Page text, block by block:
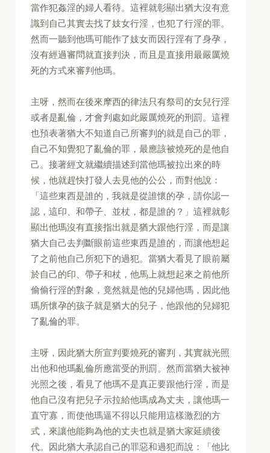
當作犯姦淫的婦人看待。這裡就彰顯出猶大沒有意
識到自己其實去找了妓女行淫，也犯了行淫的罪。
然而一聽到他瑪可能作了妓女而因行淫有了身孕，
沒有經過審問就直接判決，而且是直接用最嚴厲燒
死的方式來審判他瑪。
主呀，然而在後來摩西的律法只有祭司的女兒行淫
或者是亂倫，才會判處如此嚴厲燒死的刑罰。這裡
也預表著猶大不知道自己所審判的就是自己的罪，
自己不知覺犯了亂倫的罪，最應該被燒死的是他自
己。接著經文就繼續描述到當他瑪被拉出來的時
候，他就趕快打發人去見他的公公，而對他說：
「這些東西是誰的，我就是從誰懷的孕，請你認一
認，這印、和帶子、並杖，都是誰的？」這裡就彰
顯出他瑪沒有直接指出就是猶大跟他行淫，而是讓
猶大自己去判斷眼前這些東西是誰的，而讓他想起
了之前他自己所犯下的過犯。當猶大看見了眼前屬
於自己的印、帶子和杖，他馬上就想起來之前他所
偷偷行淫的對象，竟然就是他的兒婦他瑪，因此他
瑪所懷孕的孩子就是猶大的兒子，他跟他的兒婦犯
了亂倫的罪。
主呀，因此猶大所宣判要燒死的審判，其實就光照
出他和他瑪亂倫所應當受的刑罰。然而當猶大被神
光照之後，看見了他瑪不是真正要跟他行淫，而是
他自己沒有把兒子示拉給他瑪成為丈夫，讓他瑪一
直守寡，而使他瑪逼不得以只能用這樣激烈的方
式，來讓他能夠為他的丈夫也就是猶大家延續後
代。因此猶大承認自己的罪惡和過犯而說：「他比